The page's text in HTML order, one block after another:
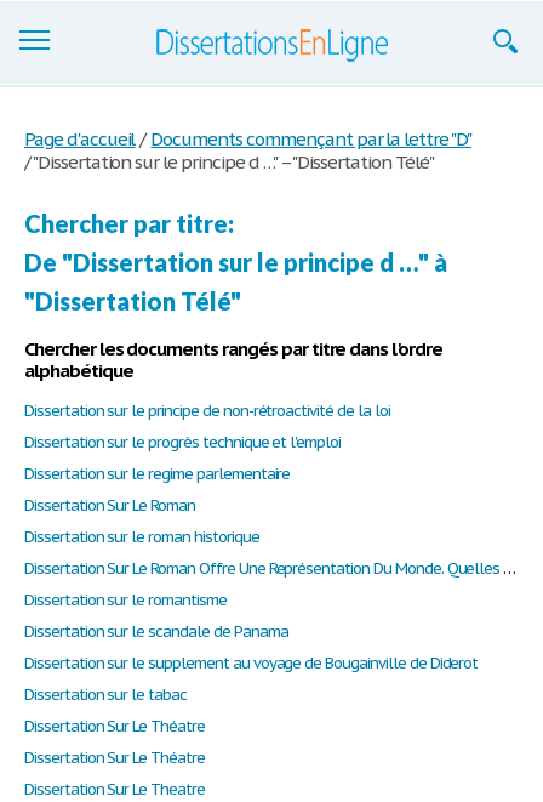
S'inscrire
Se connecter
Contactez-nous
Page d'accueil / Documents commençant par la lettre "D"
/"Dissertation sur le principe d …" – "Dissertation Télé"
Chercher par titre:
De "Dissertation sur le principe d …" à
"Dissertation Télé"
Chercher les documents rangés par titre dans l'ordre
alphabétique
Dissertation sur le principe de non-rétroactivité de la loi
Dissertation sur le progrès technique et l'emploi
Dissertation sur le regime parlementaire
Dissertation Sur Le Roman
Dissertation sur le roman historique
Dissertation Sur Le Roman Offre Une Représentation Du Monde. Quelles Connaissances De Celui-Ci Nous Permet -Il D'acquérir En Tant Que Lecteur ?
Dissertation sur le romantisme
Dissertation sur le scandale de Panama
Dissertation sur le supplement au voyage de Bougainville de Diderot
Dissertation sur le tabac
Dissertation Sur Le Théatre
Dissertation Sur Le Théatre
Dissertation Sur Le Theatre